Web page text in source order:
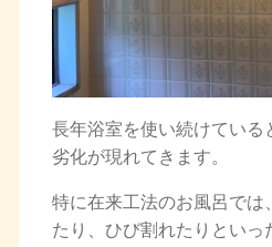
長年浴室を使い続けている
劣化が現れてきます。
特に在来工法のお風呂では
たり、ひび割れたりといっ